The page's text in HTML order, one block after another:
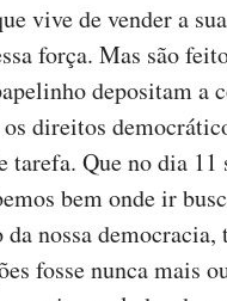
vive de vender a
força. Mas são
depositam a
direitos
tarefa. Que no dia 11
bem onde ir
da nossa
fosse nunca mais